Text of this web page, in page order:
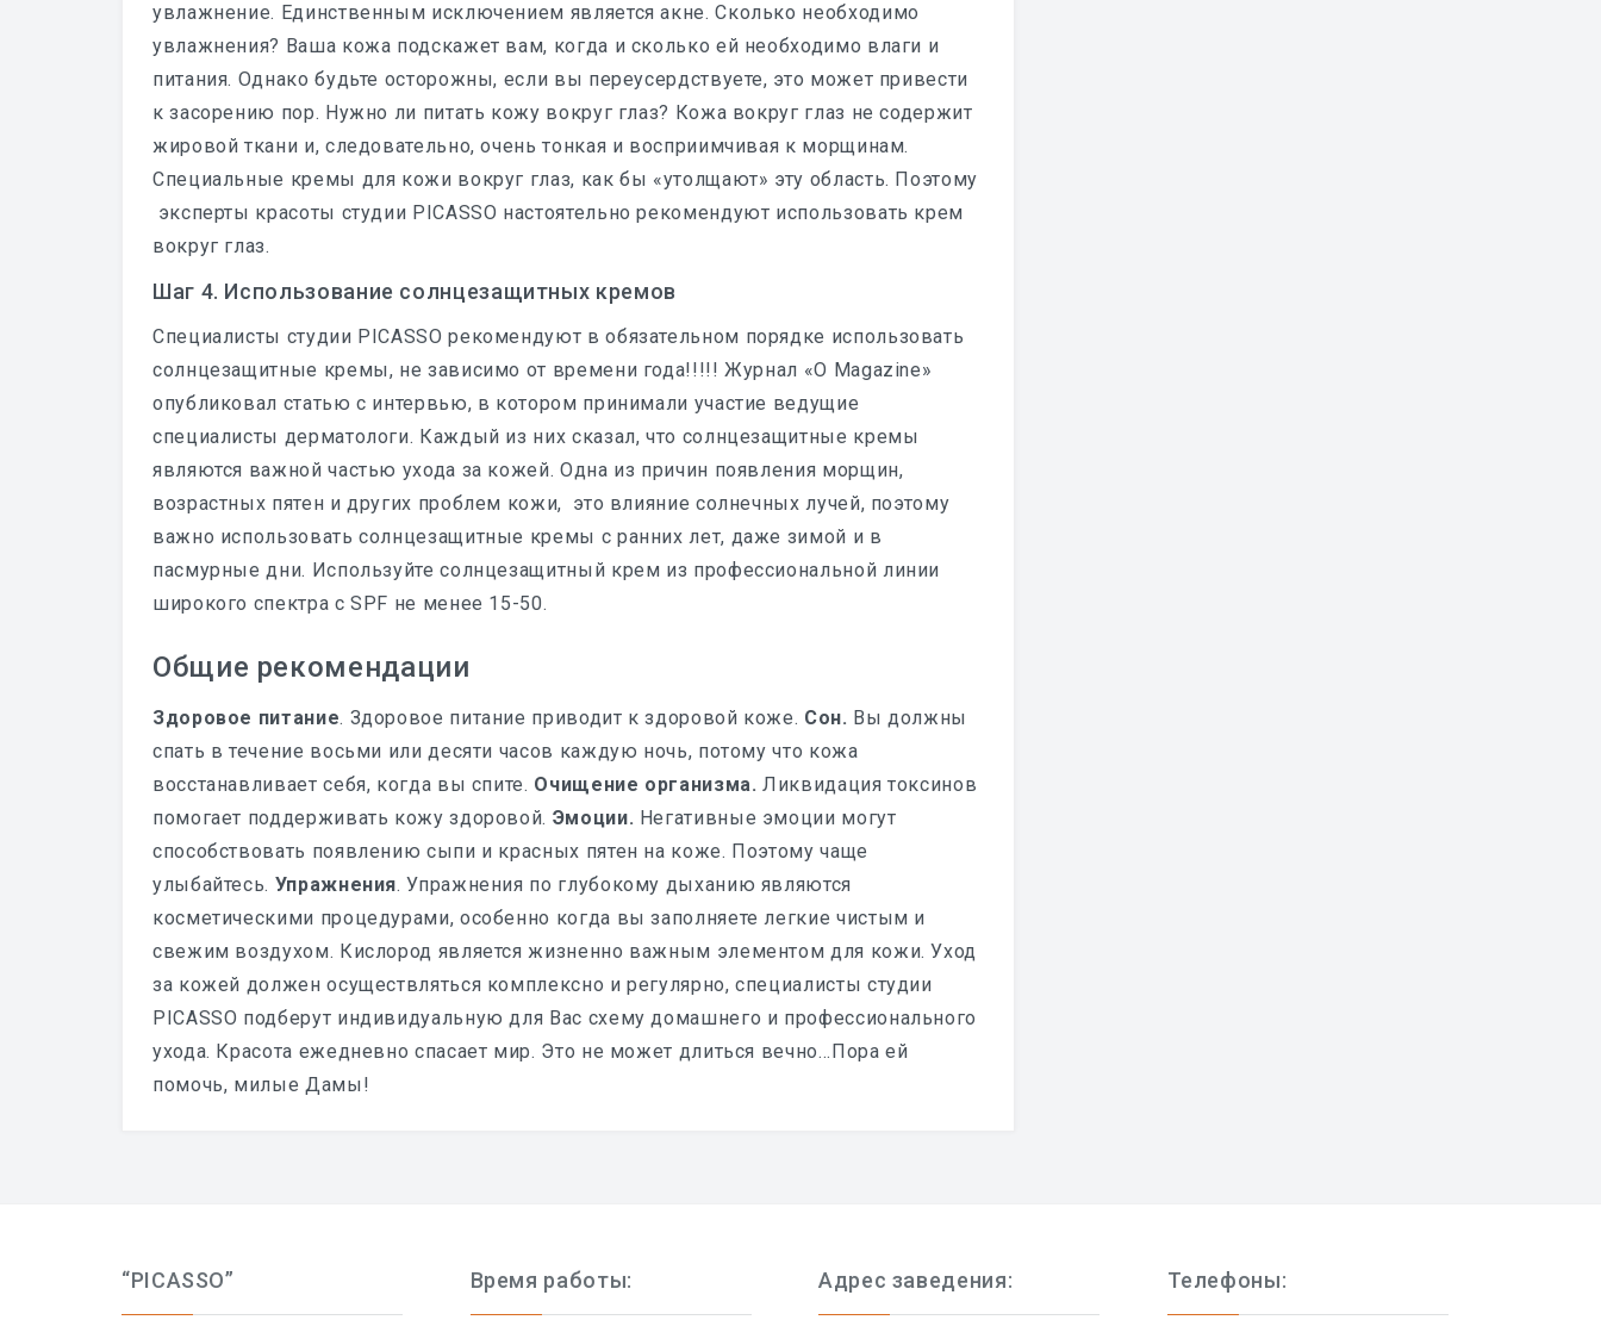
увлажнение. Единственным исключением является акне. Сколько необходимо
увлажнения? Ваша кожа подскажет вам, когда и сколько ей необходимо влаги и
питания. Однако будьте осторожны, если вы переусердствуете, это может привести
к засорению пор. Нужно ли питать кожу вокруг глаз? Кожа вокруг глаз не содержит
жировой ткани и, следовательно, очень тонкая и восприимчивая к морщинам.
Специальные кремы для кожи вокруг глаз, как бы «утолщают» эту область. Поэтому
эксперты красоты студии PICASSO настоятельно рекомендуют использовать крем
вокруг глаз.
Шаг 4. Использование солнцезащитных кремов
Специалисты студии PICASSO рекомендуют в обязательном порядке использовать
солнцезащитные кремы, не зависимо от времени года!!!!! Журнал «O Magazine»
опубликовал статью с интервью, в котором принимали участие ведущие
специалисты дерматологи. Каждый из них сказал, что солнцезащитные кремы
являются важной частью ухода за кожей. Одна из причин появления морщин,
возрастных пятен и других проблем кожи, это влияние солнечных лучей, поэтому
важно использовать солнцезащитные кремы с ранних лет, даже зимой и в
пасмурные дни. Используйте солнцезащитный крем из профессиональной линии
широкого спектра с SPF не менее 15-50.
Общие рекомендации
Здоровое питание. Здоровое питание приводит к здоровой коже. Сон. Вы должны
спать в течение восьми или десяти часов каждую ночь, потому что кожа
восстанавливает себя, когда вы спите. Очищение организма. Ликвидация токсинов
помогает поддерживать кожу здоровой. Эмоции. Негативные эмоции могут
способствовать появлению сыпи и красных пятен на коже. Поэтому чаще
улыбайтесь. Упражнения. Упражнения по глубокому дыханию являются
косметическими процедурами, особенно когда вы заполняете легкие чистым и
свежим воздухом. Кислород является жизненно важным элементом для кожи. Уход
за кожей должен осуществляться комплексно и регулярно, специалисты студии
PICASSO подберут индивидуальную для Вас схему домашнего и профессионального
ухода. Красота ежедневно спасает мир. Это не может длиться вечно...Пора ей
помочь, милые Дамы!
“PICASSO” Время работы: Адрес заведения: Телефоны: